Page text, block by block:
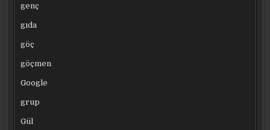
genç
gıda
göç
göçmen
Google
grup
Gül